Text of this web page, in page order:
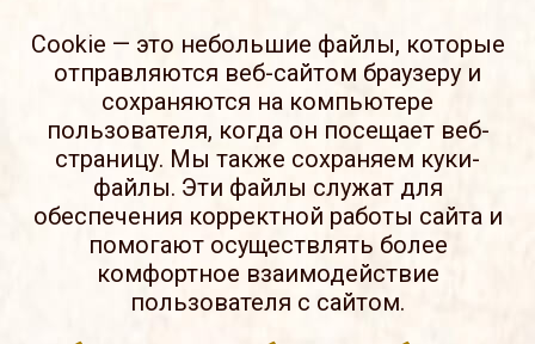
Cookie — это небольшие файлы, которые
отправляются веб-сайтом браузеру и
сохраняются на компьютере
пользователя, когда он посещает веб-
страницу. Мы также сохраняем куки-
файлы. Эти файлы служат для
обеспечения корректной работы сайта и
помогают осуществлять более
комфортное взаимодействие
пользователя с сайтом.